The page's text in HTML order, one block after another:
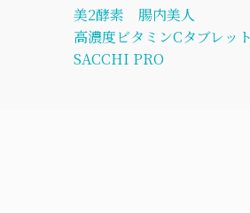
美2酵素 腸内美人
高濃度ビタミンCタブレット
SACCHI PRO